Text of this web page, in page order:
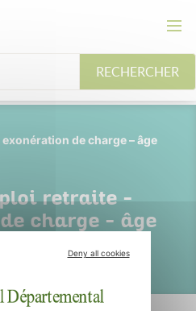
RECHERCHER
de charge – âge
retraite –
charge – âge
Deny all cookies